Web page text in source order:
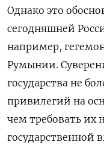
Однако это
сегодняшней
например,
Румынии.
государства не
привилегий на
чем требовать их
государственной